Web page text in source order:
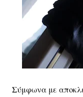
Σύμφωνα με